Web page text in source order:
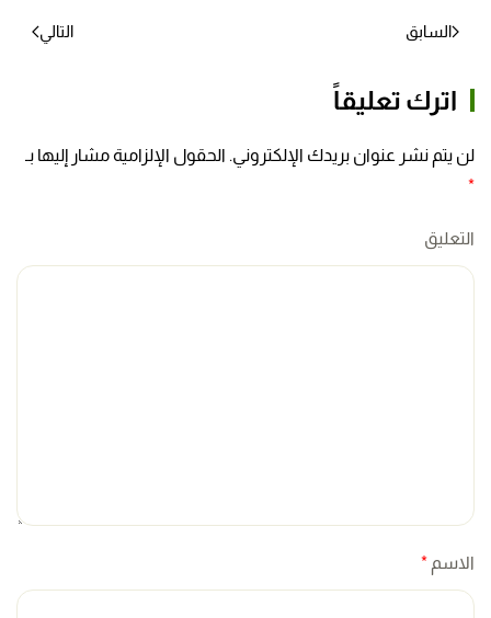
السابق التالي
اترك تعليقاً
لن يتم نشر عنوان بريدك الإلكتروني. الحقول الإلزامية مشار إليها بـ
*
التعليق
الاسم *